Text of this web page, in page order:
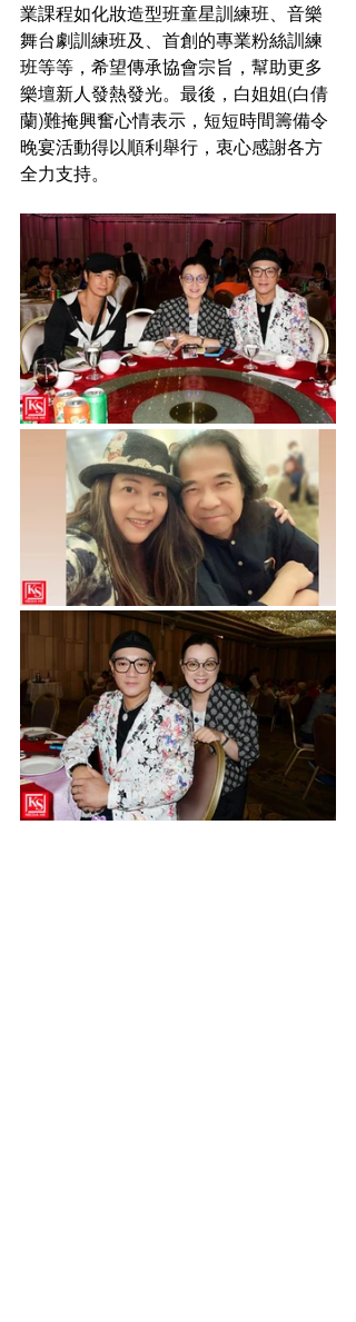
業課程如化妝造型班童星訓練班、音樂
舞台劇訓練班及、首創的專業粉絲訓練
班等等，希望傳承協會宗旨，幫助更多
樂壇新人發熱發光。最後，白姐姐(白倩
蘭)難掩興奮心情表示，短短時間籌備令
晚宴活動得以順利舉行，衷心感謝各方
全力支持。